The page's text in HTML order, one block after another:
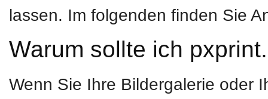
lassen. Im folgenden finden Sie
Warum sollte ich
Wenn Sie Ihre Bildergalerie oder